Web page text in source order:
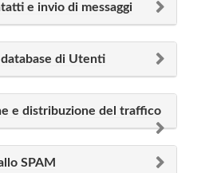
e invio di messaggi
di Utenti
e distribuzione del traffico
SPAM